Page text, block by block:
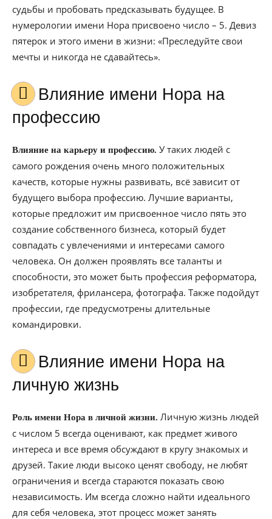
судьбы и пробовать предсказывать будущее. В
нумерологии имени Нора присвоено число – 5. Девиз
пятерок и этого имени в жизни: «Преследуйте свои
мечты и никогда не сдавайтесь».
Влияние имени Нора на
профессию
Влияние на карьеру и профессию. У таких людей с
самого рождения очень много положительных
качеств, которые нужны развивать, всё зависит от
будущего выбора профессию. Лучшие варианты,
которые предложит им присвоенное число пять это
создание собственного бизнеса, который будет
совпадать с увлечениями и интересами самого
человека. Он должен проявлять все таланты и
способности, это может быть профессия реформатора,
изобретателя, фрилансера, фотографа. Также подойдут
профессии, где предусмотрены длительные
командировки.
Влияние имени Нора на
личную жизнь
Роль имени Нора в личной жизни. Личную жизнь людей
с числом 5 всегда оценивают, как предмет живого
интереса и все время обсуждают в кругу знакомых и
друзей. Такие люди высоко ценят свободу, не любят
ограничения и всегда стараются показать свою
независимость. Им всегда сложно найти идеального
для себя человека, этот процесс может занять